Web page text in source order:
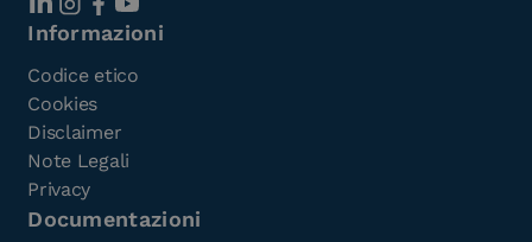
Informazioni
Codice etico
Cookies
Disclaimer
Note Legali
Privacy
Documentazioni